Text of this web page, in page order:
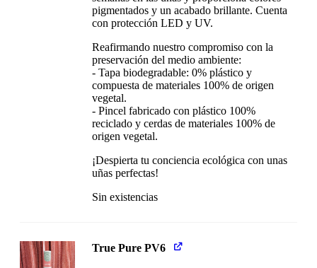
pigmentados y un acabado brillante. Cuenta
con protección LED y UV.
Reafirmando nuestro compromiso con la
preservación del medio ambiente:
- Tapa biodegradable: 0% plástico y
compuesta de materiales 100% de origen
vegetal.
- Pincel fabricado con plástico 100%
reciclado y cerdas de materiales 100% de
origen vegetal.
¡Despierta tu conciencia ecológica con unas
uñas perfectas!
Sin existencias
True Pure PV6